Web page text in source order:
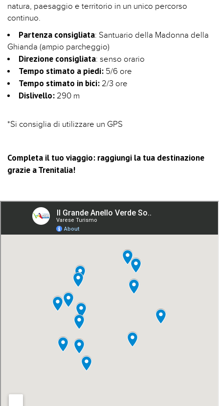
natura, paesaggio e territorio in un unico percorso
continuo.
Partenza consigliata: Santuario della Madonna della
Ghianda (ampio parcheggio)
Direzione consigliata: senso orario
Tempo stimato a piedi: 5/6 ore
Tempo stimato in bici: 2/3 ore
Dislivello: 290 m
*Si consiglia di utilizzare un GPS
Completa il tuo viaggio: raggiungi la tua destinazione
grazie a Trenitalia!